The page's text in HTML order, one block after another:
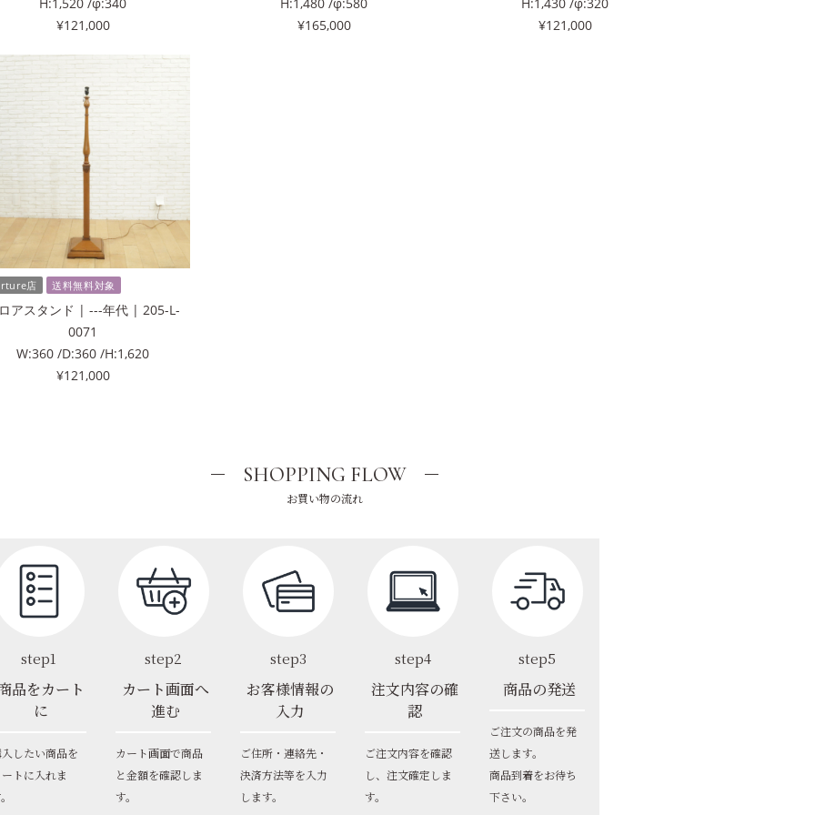
H:1,520 /φ:340
¥121,000
H:1,480 /φ:580
¥165,000
H:1,430 /φ:320
¥121,000
店 送料無料対象
アスタンド | ---年代 | 205-L-
0071
W:360 /D:360 /H:1,620
¥121,000
SHOPPING FLOW
お買い物の流れ
step1
品をカート
に
したい商品を
トに入れま
step2
カート画面へ
進む
カート画面で商品
と金額を確認しま
す。
step3
お客様情報の
入力
ご住所・連絡先・
決済方法等を入力
します。
step4
注文内容の確
認
ご注文内容を確認
し、注文確定しま
す。
step5
商品の発送
ご注文の商品を発
送します。
商品到着をお待ち
下さい。